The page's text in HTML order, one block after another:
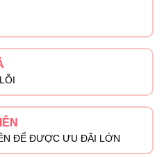
ĐỂ ĐƯỢC ƯU ĐÃI LỚN